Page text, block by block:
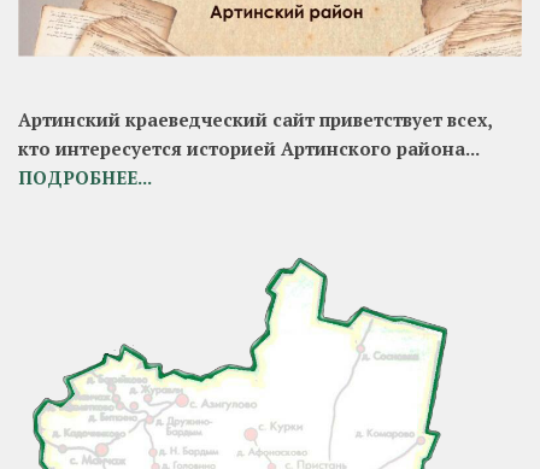
Артинский краеведческий сайт приветствует всех,
кто интересуется историей Артинского района...
ПОДРОБНЕЕ...